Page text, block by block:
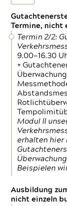
Termine, nicht
Termin 2/2:
9.00—16.30
+
Modul II
erhalten hier
Beispielen
Ausbildung
nicht einzeln